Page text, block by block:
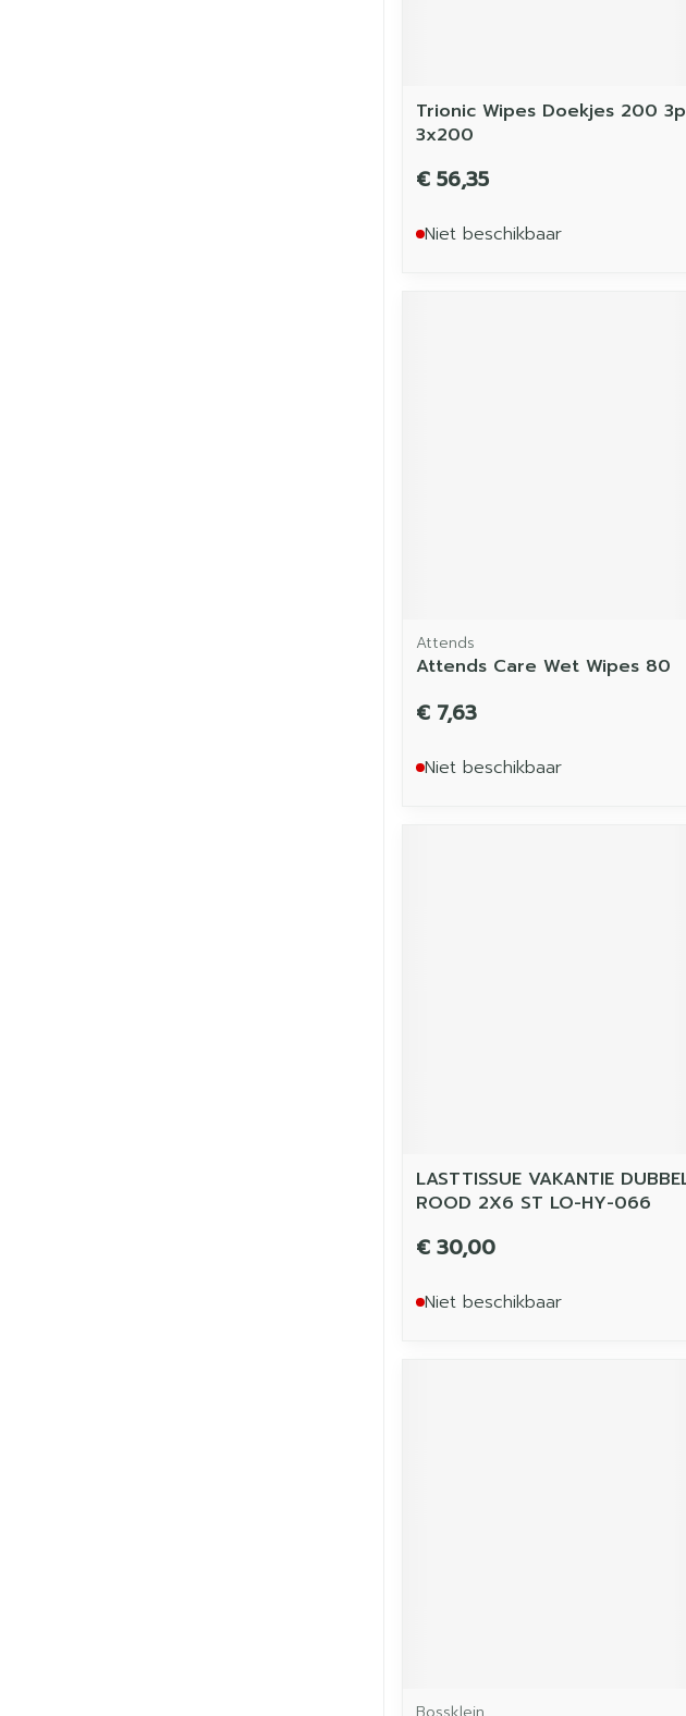
Trionic Wipes Doekjes 200 3p
3x200
€ 56,35
Niet beschikbaar
Attends
Attends Care Wet Wipes 80
€ 7,63
Niet beschikbaar
LASTTISSUE VAKANTIE
ROOD 2X6 ST LO-HY-066
€ 30,00
Niet beschikbaar